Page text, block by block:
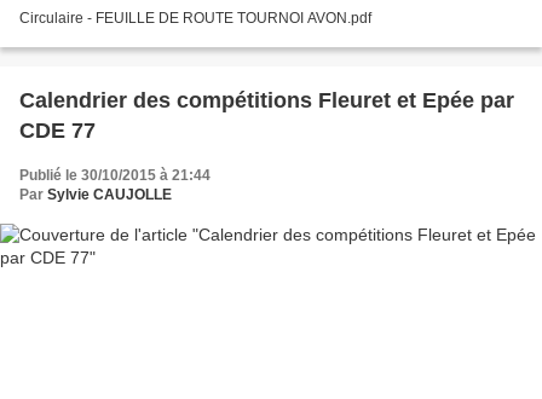
Circulaire - FEUILLE DE ROUTE TOURNOI AVON.pdf
Calendrier des compétitions Fleuret et Epée par
CDE 77
Publié le 30/10/2015 à 21:44
Par Sylvie CAUJOLLE